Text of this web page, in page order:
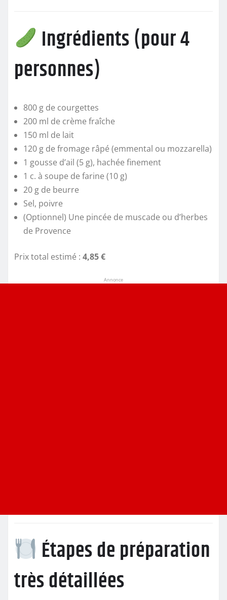
Ingrédients (pour 4
personnes)
800 g de courgettes
200 ml de crème fraîche
150 ml de lait
120 g de fromage râpé (emmental ou mozzarella)
1 gousse d’ail (5 g), hachée finement
1 c. à soupe de farine (10 g)
20 g de beurre
Sel, poivre
(Optionnel) Une pincée de muscade ou d’herbes
de Provence
Prix total estimé : 4,85 €
Annonce
Étapes de préparation
très détaillées